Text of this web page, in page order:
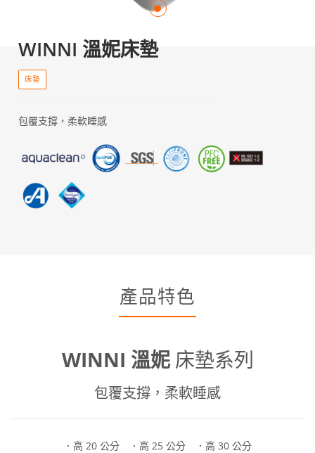
WINNI 溫妮床墊
床墊
包覆支撐，柔軟睡感
產品特色
WINNI 溫妮床墊系列
包覆支撐，柔軟睡感
． 高 20 公分 ．高 25 公分 ．高 30 公分